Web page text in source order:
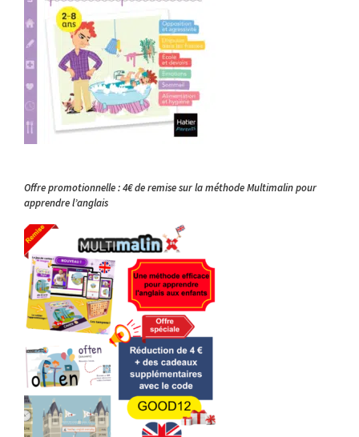
Offre promotionnelle : 4€ de remise sur la méthode Multimalin pour
apprendre l’anglais